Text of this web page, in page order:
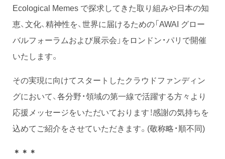
Ecological Memes で探求してきた取り組みや日本の知
恵、文化、精神性を、世界に届けるための「AWAI グロー
バルフォーラムおよび展示会」をロンドン・パリで開催
いたします。
その実現に向けてスタートしたクラウドファンディン
グにおいて、各分野・領域の第一線で活躍する方々より
応援メッセージをいただいております！感謝の気持ちを
込めてご紹介をさせていただきます。(敬称略・順不同)
＊＊＊